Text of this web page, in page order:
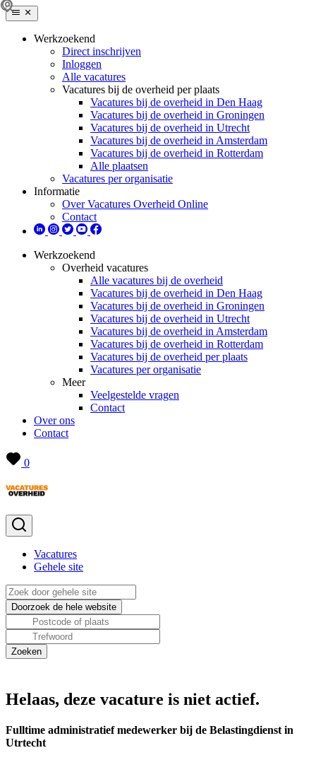
Werkzoekend
Direct inschrijven
Inloggen
Alle vacatures
Vacatures bij de overheid per plaats
Vacatures bij de overheid in Den Haag
Vacatures bij de overheid in Groningen
Vacatures bij de overheid in Utrecht
Vacatures bij de overheid in Amsterdam
Vacatures bij de overheid in Rotterdam
Alle plaatsen
Vacatures per organisatie
Informatie
Over Vacatures Overheid Online
Contact
Werkzoekend
Overheid vacatures
Alle vacatures bij de overheid
Vacatures bij de overheid in Den Haag
Vacatures bij de overheid in Groningen
Vacatures bij de overheid in Utrecht
Vacatures bij de overheid in Amsterdam
Vacatures bij de overheid in Rotterdam
Vacatures bij de overheid per plaats
Vacatures per organisatie
Meer
Veelgestelde vragen
Contact
Over ons
Contact
0
Vacatures
Gehele site
Helaas, deze vacature is niet actief.
Fulltime administratief medewerker bij de Belastingdienst in
Utrtecht